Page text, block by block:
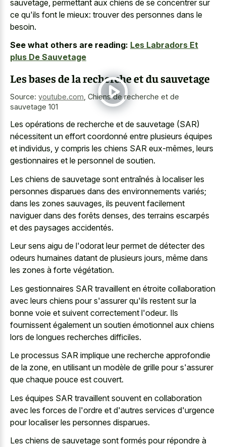
sauvetage, permettant aux chiens de se concentrer sur
ce qu'ils font le mieux: trouver des personnes dans le
besoin.
See what others are reading: Les Labradors Et
plus De Sauvetage
Les bases de la recherche et du sauvetage
Source: youtube.com Chiens de recherche et de
sauvetage 101
Les opérations de recherche et de sauvetage (SAR)
nécessitent un effort coordonné entre plusieurs équipes
et individus, y compris les chiens SAR eux-mêmes, leurs
gestionnaires et le personnel de soutien.
Les chiens de sauvetage sont entraînés à localiser les
personnes disparues dans des environnements variés;
dans les zones sauvages, ils peuvent facilement
naviguer dans des forêts denses, des terrains escarpés
et des paysages accidentés.
Leur sens aigu de l'odorat leur permet de détecter des
odeurs humaines datant de plusieurs jours, même dans
les zones à forte végétation.
Les gestionnaires SAR travaillent en étroite collaboration
avec leurs chiens pour s'assurer qu'ils restent sur la
bonne voie et suivent correctement l'odeur. Ils
fournissent également un soutien émotionnel aux chiens
lors de longues recherches difficiles.
Le processus SAR implique une recherche approfondie
de la zone, en utilisant un modèle de grille pour s'assurer
que chaque pouce est couvert.
Les équipes SAR travaillent souvent en collaboration
avec les forces de l'ordre et d'autres services d'urgence
pour localiser les personnes disparues.
Les chiens de sauvetage sont formés pour répondre à